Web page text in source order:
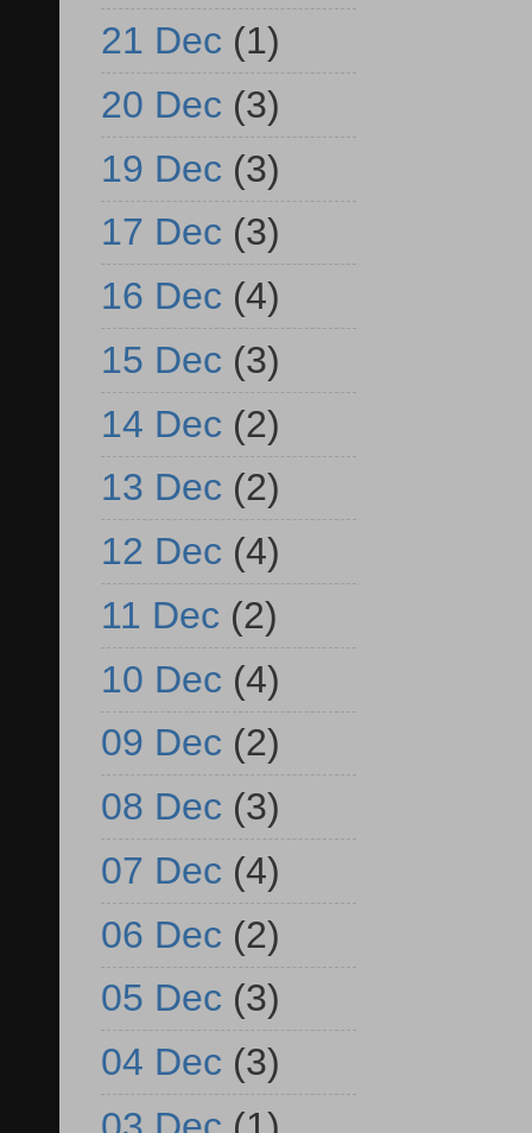
21 Dec (1)
20 Dec (3)
19 Dec (3)
17 Dec (3)
16 Dec (4)
15 Dec (3)
14 Dec (2)
13 Dec (2)
12 Dec (4)
11 Dec (2)
10 Dec (4)
09 Dec (2)
08 Dec (3)
07 Dec (4)
06 Dec (2)
05 Dec (3)
04 Dec (3)